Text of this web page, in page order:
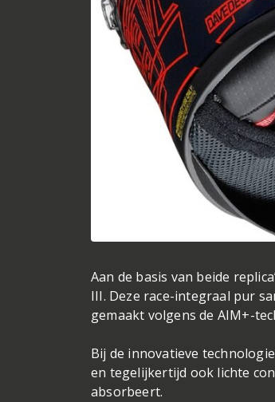
Aan de basis van beide
III. Deze race-integraal pur
gemaakt volgens de AIM+-
Bij de innovatieve
en tegelijkertijd ook lichte
absorbeert.